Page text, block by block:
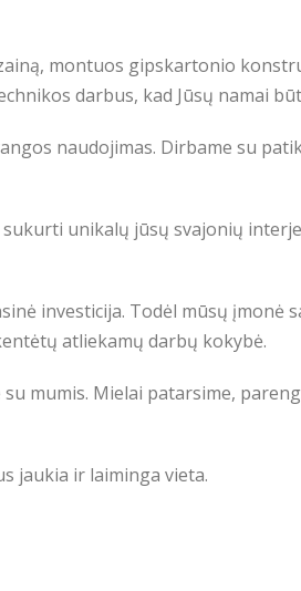
montuos gipskartonio
darbus, kad Jūsų namai
naudojimas. Dirbame su
unikalų jūsų svajonių
investicija. Todėl mūsų
atliekamų darbų kokybė.
mumis. Mielai patarsime,
jaukia ir laiminga vieta.